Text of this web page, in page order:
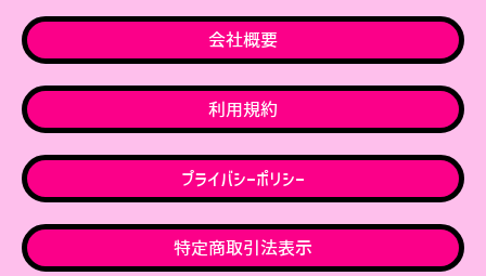
会社概要
利用規約
プライバシーポリシー
特定商取引法表示